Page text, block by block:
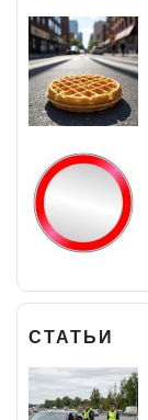
СТАТЬИ